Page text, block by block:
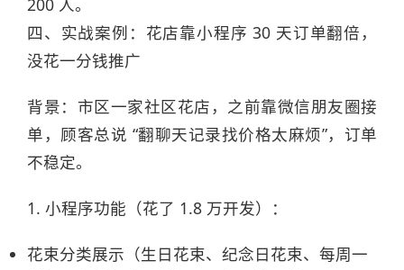
200 人。​
四、实战案例：花店靠小程序 30 天订单翻倍，
没花一分钱推广​
背景：市区一家社区花店，之前靠微信朋友圈接
单，顾客总说 “翻聊天记录找价格太麻烦”，订单
不稳定。​
1. 小程序功能（花了 1.8 万开发）：​
花束分类展示（生日花束、纪念日花束、每周一